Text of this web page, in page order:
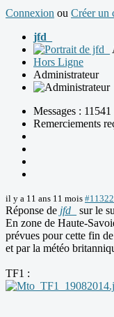
Connexion ou Créer un
jfd_
Hors Ligne
Administrateur
Messages : 11541
Remerciements
il y a 11 ans 11 mois
Réponse de jfd_ sur le
En zone de Haute-
prévues pour cette fin
et par la météo
TF1 :